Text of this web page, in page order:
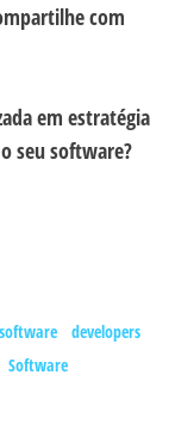
com
em estratégia
seu software?
developers
Software